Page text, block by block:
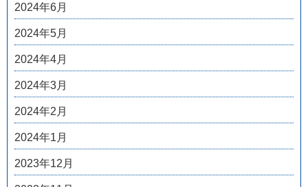
2024年6月
2024年5月
2024年4月
2024年3月
2024年2月
2024年1月
2023年12月